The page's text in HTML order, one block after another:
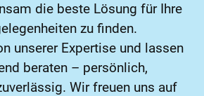
die beste Lösung für Ihre
zu finden.
unserer Expertise und lassen
beraten – persönlich,
Wir freuen uns auf